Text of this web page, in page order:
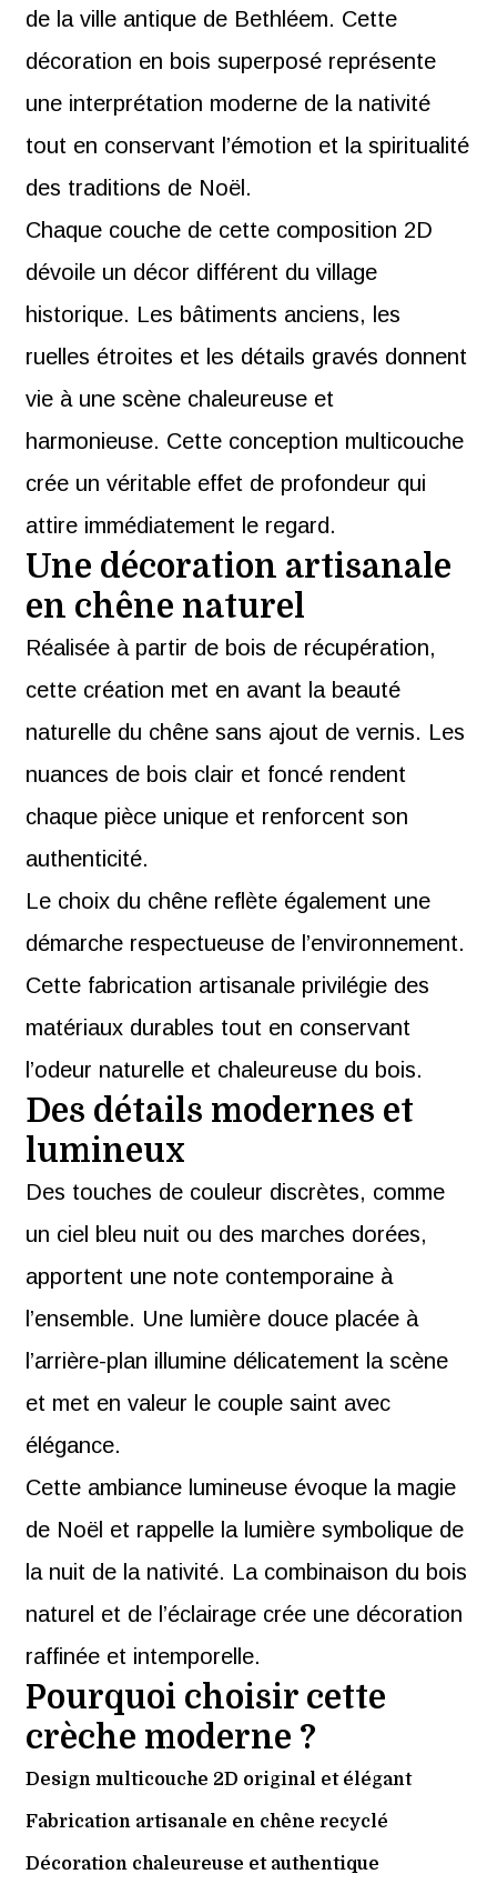
de la ville antique de Bethléem. Cette
décoration en bois superposé représente
une interprétation moderne de la nativité
tout en conservant l’émotion et la spiritualité
des traditions de Noël.
Chaque couche de cette composition 2D
dévoile un décor différent du village
historique. Les bâtiments anciens, les
ruelles étroites et les détails gravés donnent
vie à une scène chaleureuse et
harmonieuse. Cette conception multicouche
crée un véritable effet de profondeur qui
attire immédiatement le regard.
Une décoration artisanale
en chêne naturel
Réalisée à partir de bois de récupération,
cette création met en avant la beauté
naturelle du chêne sans ajout de vernis. Les
nuances de bois clair et foncé rendent
chaque pièce unique et renforcent son
authenticité.
Le choix du chêne reflète également une
démarche respectueuse de l’environnement.
Cette fabrication artisanale privilégie des
matériaux durables tout en conservant
l’odeur naturelle et chaleureuse du bois.
Des détails modernes et
lumineux
Des touches de couleur discrètes, comme
un ciel bleu nuit ou des marches dorées,
apportent une note contemporaine à
l’ensemble. Une lumière douce placée à
l’arrière-plan illumine délicatement la scène
et met en valeur le couple saint avec
élégance.
Cette ambiance lumineuse évoque la magie
de Noël et rappelle la lumière symbolique de
la nuit de la nativité. La combinaison du bois
naturel et de l’éclairage crée une décoration
raffinée et intemporelle.
Pourquoi choisir cette
crèche moderne ?
Design multicouche 2D original et élégant
Fabrication artisanale en chêne recyclé
Décoration chaleureuse et authentique